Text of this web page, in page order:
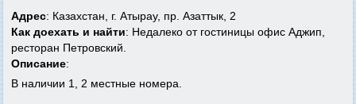
Адрес: Казахстан, г. Атырау, пр. Азаттык, 2
Как доехать и найти: Недалеко от гостиницы офис Аджип,
ресторан Петровский.
Описание:
В наличии 1, 2 местные номера.